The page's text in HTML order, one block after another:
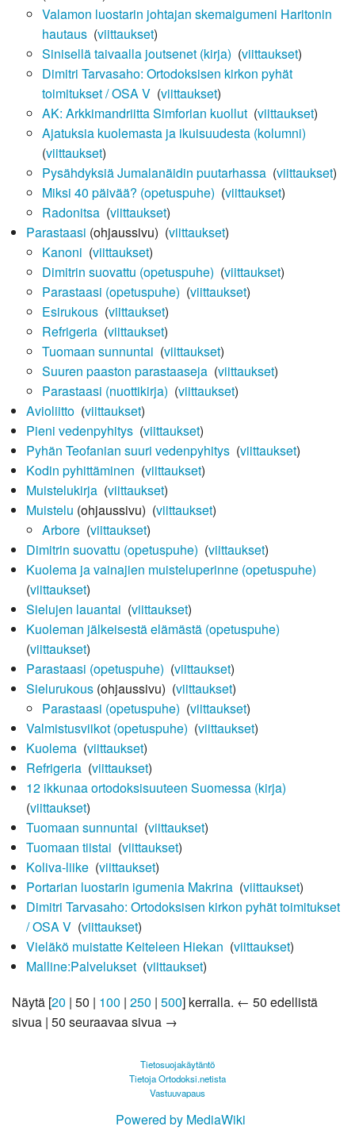
Valamon luostarin johtajan skemaigumeni Haritonin
hautaus‎ (viittaukset)
Sinisellä taivaalla joutsenet (kirja) (viittaukset)
Dimitri Tarvasaho: Ortodoksisen kirkon pyhät
toimitukset / OSA V‎ (viittaukset)
AK: Arkkimandriitta Simforian kuollut‎ (viittaukset)
Ajatuksia kuolemasta ja ikuisuudesta (kolumni)
(viittaukset)
Pysähdyksiä Jumalanäidin puutarhassa‎ (viittaukset)
Miksi 40 päivää? (opetuspuhe) (viittaukset)
Radonitsa‎ (viittaukset)
Parastaasi (ohjaussivu) ‎ (viittaukset)
Kanoni (viittaukset)
Dimitrin suovattu (opetuspuhe) (viittaukset)
Parastaasi (opetuspuhe) (viittaukset)
Esirukous‎ (viittaukset)
Refrigeria‎ (viittaukset)
Tuomaan sunnuntai (viittaukset)
Suuren paaston parastaaseja‎ (viittaukset)
Parastaasi (nuottikirja) (viittaukset)
Avioliitto‎ (viittaukset)
Pieni vedenpyhitys‎ (viittaukset)
Pyhän Teofanian suuri vedenpyhitys‎ (viittaukset)
Kodin pyhittäminen (viittaukset)
Muistelukirja‎ (viittaukset)
Muistelu (ohjaussivu) ‎ (viittaukset)
Arbore‎ (viittaukset)
Dimitrin suovattu (opetuspuhe) (viittaukset)
Kuolema ja vainajien muisteluperinne (opetuspuhe)
(viittaukset)
Sielujen lauantai (viittaukset)
Kuoleman jälkeisestä elämästä (opetuspuhe)
(viittaukset)
Parastaasi (opetuspuhe) (viittaukset)
Sielurukous(ohjaussivu) ‎ (viittaukset)
Parastaasi (opetuspuhe) (viittaukset)
Valmistusviikot (opetuspuhe) (viittaukset)
Kuolema‎ (viittaukset)
Refrigeria‎ (viittaukset)
12 ikkunaa ortodoksisuuteen Suomessa (kirja)
(viittaukset)
Tuomaan sunnuntai (viittaukset)
Tuomaan tiistai (viittaukset)
Koliva-liike‎ (viittaukset)
Portarian luostarin igumenia Makrina‎ (viittaukset)
Dimitri Tarvasaho: Ortodoksisen kirkon pyhät toimitukset
/ OSA V‎ (viittaukset)
Vieläkö muistatte Keiteleen Hiekan (viittaukset)
Malline:Palvelukset‎ (viittaukset)
Näytä [20 | 50 | 100 | 250 | 500] kerralla. ← 50 edellistä
sivua | 50 seuraavaa sivua →
Tietosuojakäytäntö
Tietoja Ortodoksi.netista
Vastuuvapaus
Powered by MediaWiki